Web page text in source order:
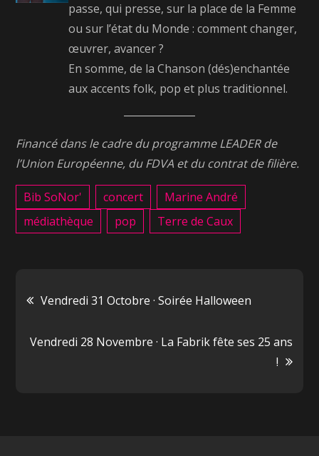
passe, qui presse, sur la place de la Femme
ou sur l’état du Monde : comment changer,
œuvrer, avancer ?
En somme, de la Chanson (dés)enchantée
aux accents folk, pop et plus traditionnel.
Financé dans le cadre du programme LEADER de
l’Union Européenne, du FDVA et du contrat de filière.
Bib SoNor' concert
Marine André
médiathèque
pop Terre de Caux
Navigation
de
Vendredi 31 Octobre · Soirée Halloween
Vendredi 28 Novembre · La Fabrik fête ses 25 ans
!